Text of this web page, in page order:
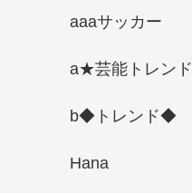
aaaサッカー
a★芸能トレンド
b◆トレンド◆
Hana